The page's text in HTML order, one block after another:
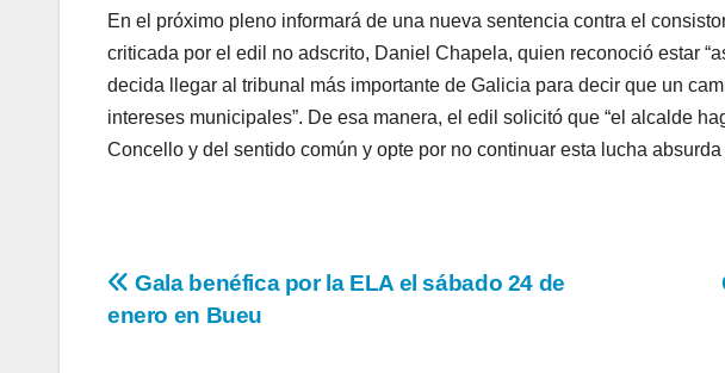
En el próximo pleno informará de una nueva sentencia contra el
criticada por el edil no adscrito, Daniel Chapela, quien reconoció estar
decida llegar al tribunal más importante de Galicia para decir que un
intereses municipales”. De esa manera, el edil solicitó que “el alcalde
Concello y del sentido común y opte por no continuar esta lucha absurda
Navegación
Gala benéfica por la ELA el sábado 24 de
enero en Bueu